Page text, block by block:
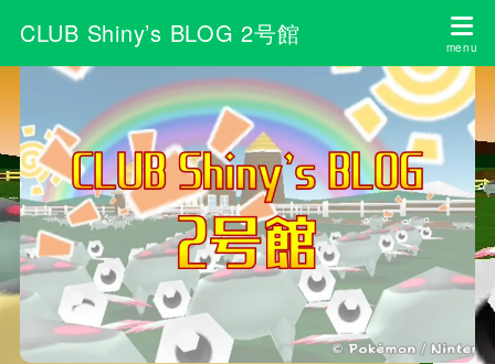
CLUB Shiny’s BLOG 2号館